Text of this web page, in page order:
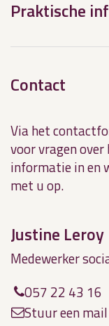
Praktische
Contact
Via het
voor vragen
informatie in en
met u op.
Justine Leroy
Medewerker
057 22 43 16
Stuur een mail